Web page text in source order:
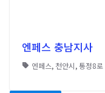
엔페스 충남지사
엔페스, 천안시,통정8로